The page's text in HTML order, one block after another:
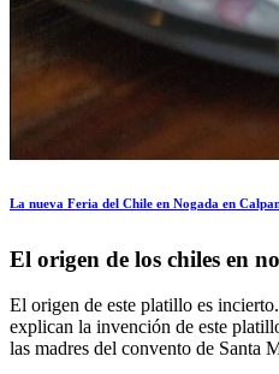
La nueva Feria del Chile en Nogada en
El origen de los chiles en
El origen de este platillo es
explican la invención de este
las madres del convento de Santa